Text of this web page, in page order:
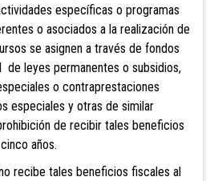
específicas o programas
o asociados a la realización de
se asignen a través de fondos
de leyes permanentes o subsidios,
o contraprestaciones
especiales y otras de similar
de recibir tales beneficios
años.
recibe tales beneficios fiscales al